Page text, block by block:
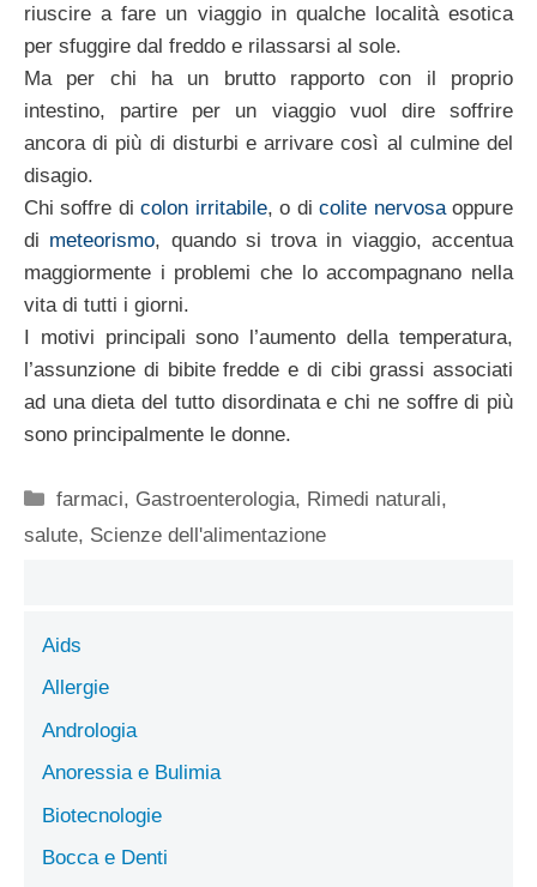
riuscire a fare un viaggio in qualche località esotica
per sfuggire dal freddo e rilassarsi al sole.
Ma per chi ha un brutto rapporto con il proprio
intestino, partire per un viaggio vuol dire soffrire
ancora di più di disturbi e arrivare così al culmine del
disagio.
Chi soffre dicolon irritabile, o dicolite nervosaoppure
di meteorismo, quando si trova in viaggio, accentua
maggiormente i problemi che lo accompagnano nella
vita di tutti i giorni.
I motivi principali sono l’aumento della temperatura,
l’assunzione di bibite fredde e di cibi grassi associati
ad una dieta del tutto disordinata e chi ne soffre di più
sono principalmente le donne.
Categorie
farmaci, Gastroenterologia, Rimedi naturali,
salute, Scienze dell'alimentazione
Aids
Allergie
Andrologia
Anoressia e Bulimia
Biotecnologie
Bocca e Denti